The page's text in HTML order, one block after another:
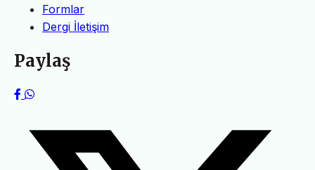
Formlar
Dergi İletişim
Paylaş